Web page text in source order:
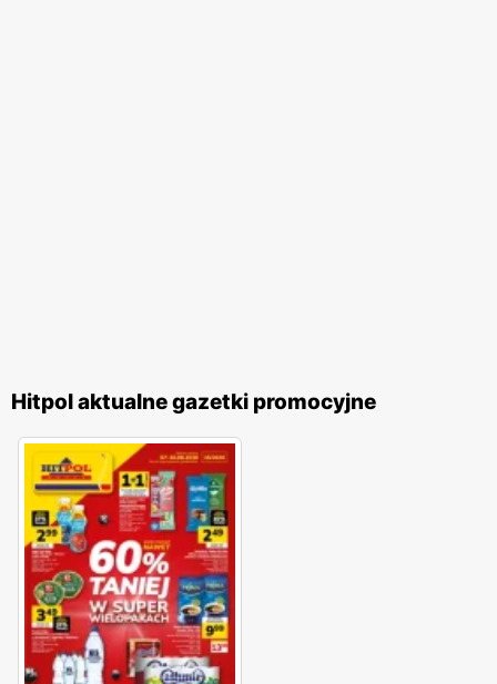
Hitpol aktualne gazetki promocyjne